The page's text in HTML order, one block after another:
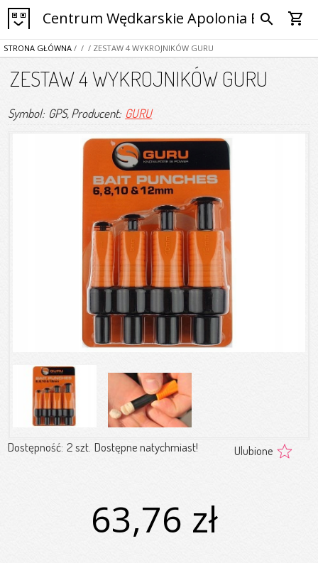
Centrum Wędkarskie Apolonia Bytom
search shopping_cart
STRONA GŁÓWNA / / / ZESTAW 4 WYKROJNIKÓW GURU
ZESTAW 4 WYKROJNIKÓW GURU
Symbol: GPS, Producent: GURU
Dostępność: 2 szt. Dostępne natychmiast! Ulubione
63,76 zł